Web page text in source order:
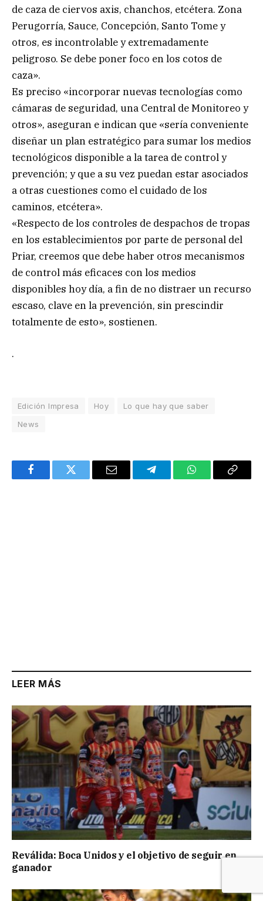
de caza de ciervos axis, chanchos, etcétera. Zona
Perugorría, Sauce, Concepción, Santo Tome y
otros, es incontrolable y extremadamente
peligroso. Se debe poner foco en los cotos de
caza».
Es preciso «incorporar nuevas tecnologías como
cámaras de seguridad, una Central de Monitoreo y
otros», aseguran e indican que «sería conveniente
diseñar un plan estratégico para sumar los medios
tecnológicos disponible a la tarea de control y
prevención; y que a su vez puedan estar asociados
a otras cuestiones como el cuidado de los
caminos, etcétera».
«Respecto de los controles de despachos de tropas
en los establecimientos por parte de personal del
Priar, creemos que debe haber otros mecanismos
de control más eficaces con los medios
disponibles hoy día, a fin de no distraer un recurso
escaso, clave en la prevención, sin prescindir
totalmente de esto», sostienen.
.
Edición Impresa Hoy
Lo que hay que saber
News
FacebookTwitter Email TelegramWhatsAppCopy
LEER MÁS
Reválida: Boca Unidos y el objetivo de seguir en
ganador